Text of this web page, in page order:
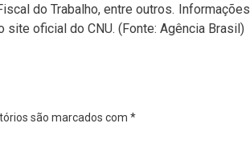
do Trabalho, entre outros. Informações
oficial do CNU. (Fonte: Agência Brasil)
são marcados com *